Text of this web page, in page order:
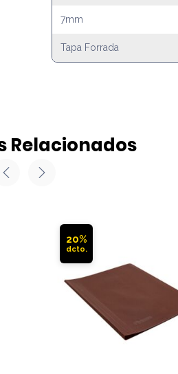
7mm
Tapa Forrada
Relacionados
20%